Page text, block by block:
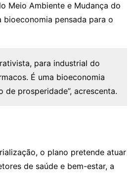
Meio Ambiente e Mudança do
bioeconomia pensada para o
para industrial do
É uma bioeconomia
de prosperidade”, acrescenta.
o plano pretende atuar
de saúde e bem-estar, a